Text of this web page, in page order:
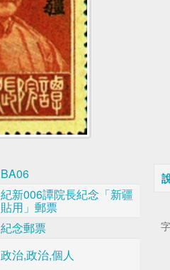
BA06
紀新006譚院長紀念「新疆
貼用」郵票
紀念郵票
政治,政治,個人